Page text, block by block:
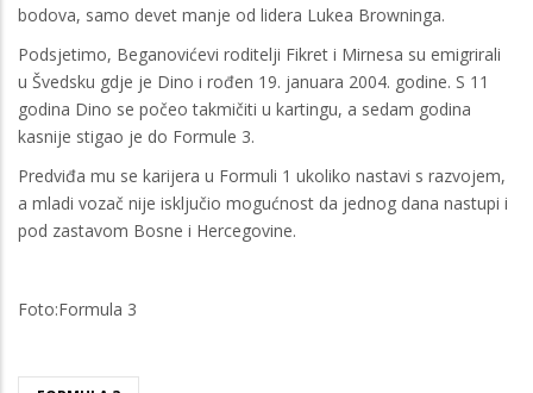
bodova, samo devet manje od lidera Lukea Browninga.
Podsjetimo, Beganovićevi roditelji Fikret i Mirnesa su emigrirali
u Švedsku gdje je Dino i rođen 19. januara 2004. godine. S 11
godina Dino se počeo takmičiti u kartingu, a sedam godina
kasnije stigao je do Formule 3.
Predviđa mu se karijera u Formuli 1 ukoliko nastavi s razvojem,
a mladi vozač nije isključio mogućnost da jednog dana nastupi i
pod zastavom Bosne i Hercegovine.
Foto:Formula 3